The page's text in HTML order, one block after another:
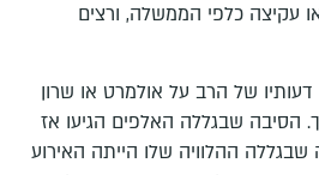
עקיצה כלפי הממשלה, ורצים
דעותיו של הרב על אולמרט או שרון
הסיבה שבגללה האלפים הגיעו אז
ההלוויה שלו הייתה האירוע